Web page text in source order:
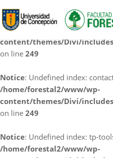
Notice: Undefined index: cf7rl-
/home/forestal2/www/wp-
content/themes/Divi/
on line 249
Notice: Undefined index:
/home/forestal2/www/wp-
content/themes/Divi/
on line 249
Notice: Undefined index: tp-
/home/forestal2/www/wp-